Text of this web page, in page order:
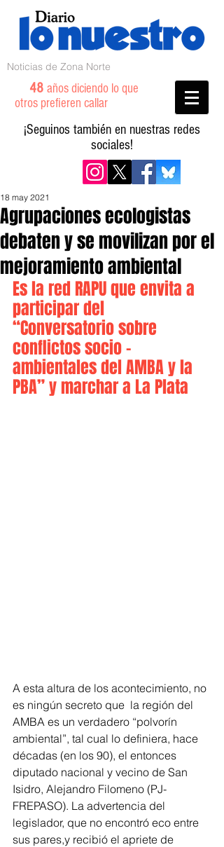
Noticias de Zona Norte
48 años diciendo lo que
otros prefieren callar
¡Seguinos también en nuestras redes
sociales!
Agrupaciones ecologistas
debaten y se movilizan por el
mejoramiento ambiental
18 may 2021
Es la red RAPU que envita a
participar del
“Conversatorio sobre
conflictos socio -
ambientales del AMBA y la
PBA” y marchar a La Plata
A esta altura de los acontecimiento, no
es ningún secreto que  la región del
AMBA es un verdadero “polvorín
ambiental”, tal cual lo definiera, hace
décadas (en los 90), el entonces
diputado nacional y vecino de San
Isidro, Alejandro Filomeno (PJ-
FREPASO). La advertencia del
legislador, que no encontró eco entre
sus pares,y recibió el apriete de